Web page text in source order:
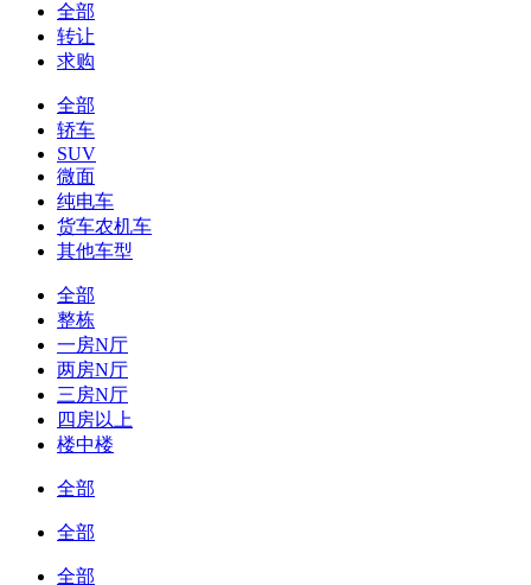
全部
转让
求购
全部
轿车
SUV
微面
纯电车
货车农机车
其他车型
全部
整栋
一房N厅
两房N厅
三房N厅
四房以上
楼中楼
全部
全部
全部